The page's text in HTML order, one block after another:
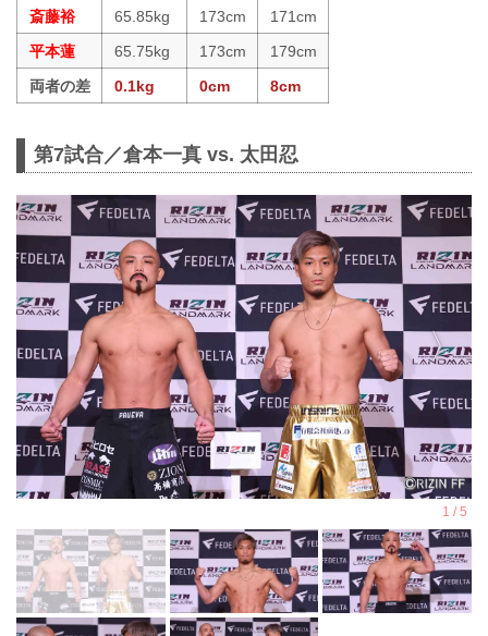
斎藤裕
65.85kg 173cm
171cm
平本蓮
65.75kg 173cm
179cm
両者の差
0.1kg 0cm 8cm
第7試合／倉本一真 vs. 太田忍